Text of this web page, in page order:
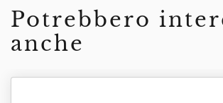
Potrebbero
anche